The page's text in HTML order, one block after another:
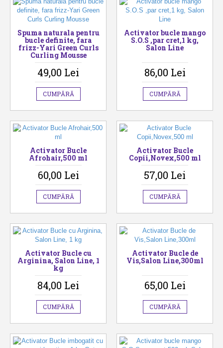
Spuma naturala pentru
bucle definite, fara
frizz-Yari Green Curls
Curling Mousse
49,00 Lei
CUMPĂRĂ
Activator bucle mango
S.O.S ,par cret,1 kg,
Salon Line
86,00 Lei
CUMPĂRĂ
Activator Bucle
Afrohair,500 ml
60,00 Lei
CUMPĂRĂ
Activator Bucle
Copii,Novex,500 ml
57,00 Lei
CUMPĂRĂ
Activator Bucle cu
Arginina, Salon Line, 1
kg
84,00 Lei
CUMPĂRĂ
Activator Bucle de
Vis,Salon Line,300ml
65,00 Lei
CUMPĂRĂ